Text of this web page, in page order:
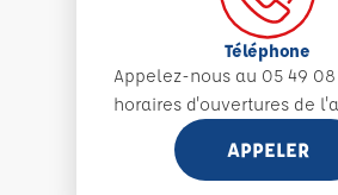
Téléphone
Appelez-nous au 05 49
horaires d'ouvertures de
APPELER